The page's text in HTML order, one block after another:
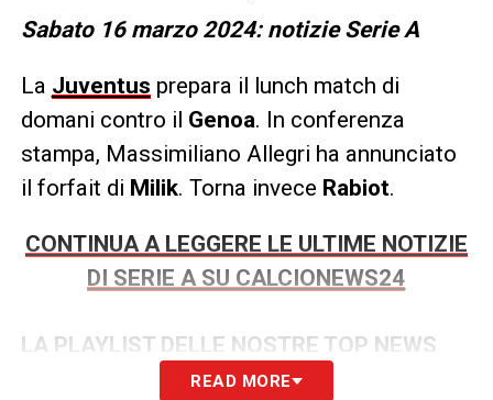
Sabato 16 marzo 2024: notizie Serie A
La Juventus prepara il lunch match di
domani contro il Genoa. In conferenza
stampa, Massimiliano Allegri ha annunciato
il forfait di Milik. Torna invece Rabiot.
CONTINUA A LEGGERE LE ULTIME NOTIZIE
DI SERIE A SU CALCIONEWS24
LA PLAYLIST DELLE NOSTRE TOP NEWS
READ MORE